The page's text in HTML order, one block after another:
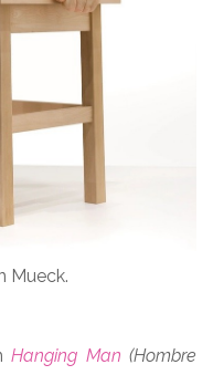
Mueck.
Hanging Man (Hombre